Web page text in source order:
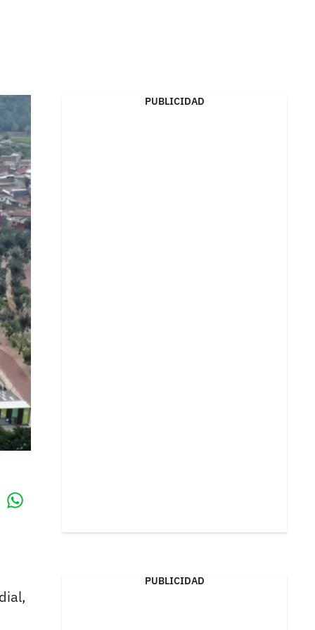
PUBLICIDAD
PUBLICIDAD